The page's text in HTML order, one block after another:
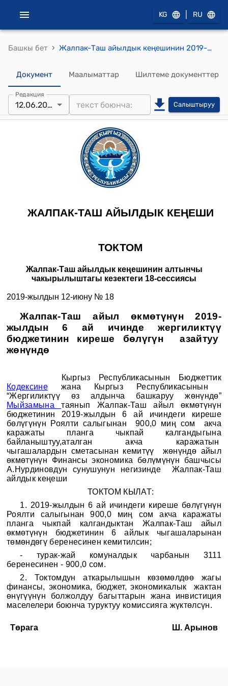
KG RU
Башкы бет › Жалпак-Таш айылдык кеңешинин 2019-жылдын 12-июнундагы № 18 "Жалпак-Таш айыл өкмөтүнүн 2019-жылдын 6 ай ичинде жергиликтүү бюджетинин киреше бөлүгүн азайтуу жөнүндө" токтому
Документ Маалыматтар Шилтеме документтер
Редакция
12.06.2019 Салыштыруу